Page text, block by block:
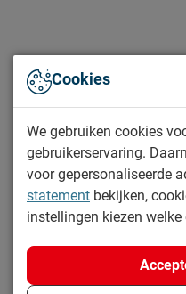
Goed om te weten
Onderhoud
Garantie
Leveranciersinformatie
Bijpassende
Cookies
We gebruiken cookies
gebruikerservaring.
voor gepersonaliseerde
statement bekijken,
instellingen kiezen